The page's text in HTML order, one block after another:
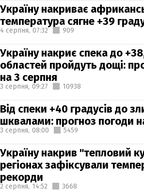
Україну накриває
температура сягне +39
4 серпня, 07:32 909
Україну накриє спека до
областей пройдуть дощі:
на 3 серпня
3 серпня, 09:27 10938
Від спеки +40 градусів до
шквалами: прогноз погоди
3 серпня, 08:00 5459
Україну накрив "тепловий
регіонах зафіксували
рекорди
2 серпня, 14:52 3668